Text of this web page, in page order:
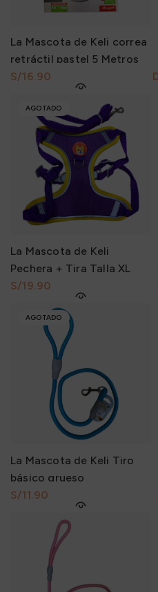
La Mascota de Keli correa
retráctil pastel 5 Metros
S/
AGOTADO
La Mascota de Keli
Pechera + Tira Talla XL
S/
AGOTADO
La Mascota de Keli Tiro
básico grueso
S/